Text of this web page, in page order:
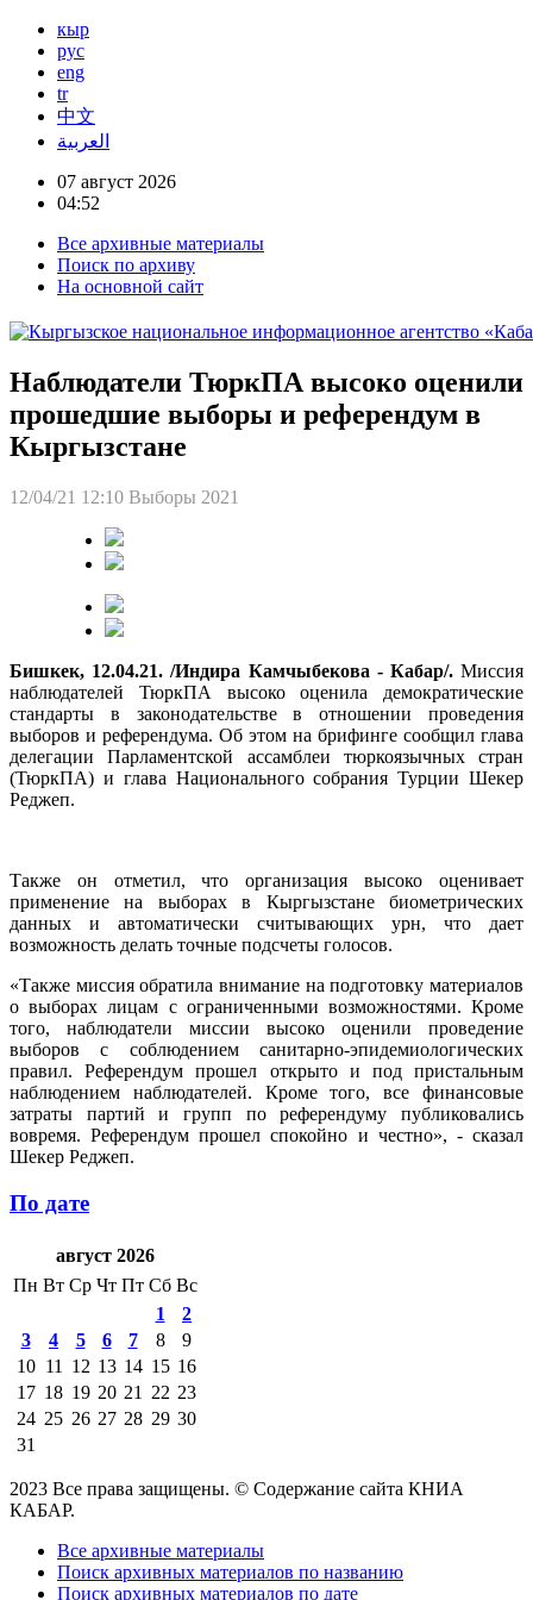
кыр
рус
eng
tr
中文
العربية
07 август 2026
04:52
Все архивные материалы
Поиск по архиву
На основной сайт
Наблюдатели ТюркПА высоко оценили
прошедшие выборы и референдум в
Кыргызстане
12/04/21 12:10 Выборы 2021
Бишкек, 12.04.21. /Индира Камчыбекова - Кабар/. Миссия
наблюдателей ТюркПА высоко оценила демократические
стандарты в законодательстве в отношении проведения
выборов и референдума. Об этом на брифинге сообщил глава
делегации Парламентской ассамблеи тюркоязычных стран
(ТюркПА) и глава Национального собрания Турции Шекер
Реджеп.
Также он отметил, что организация высоко оценивает
применение на выборах в Кыргызстане биометрических
данных и автоматически считывающих урн, что дает
возможность делать точные подсчеты голосов.
«Также миссия обратила внимание на подготовку материалов
о выборах лицам с ограниченными возможностями. Кроме
того, наблюдатели миссии высоко оценили проведение
выборов с соблюдением санитарно-эпидемиологических
правил. Референдум прошел открыто и под пристальным
наблюдением наблюдателей. Кроме того, все финансовые
затраты партий и групп по референдуму публиковались
вовремя. Референдум прошел спокойно и честно», - сказал
Шекер Реджеп.
По дате
август 2026
Пн Вт Ср Чт Пт Сб Вс
1
2
3
4 5 6 7 8
9
10 11 12 13 14 15 16
17 18 19 20 21 22 23
24 25 26 27 28 29 30
31
2023 Все права защищены. © Содержание сайта КНИА
КАБАР.
Все архивные материалы
Поиск архивных материалов по названию
Поиск архивных материалов по дате